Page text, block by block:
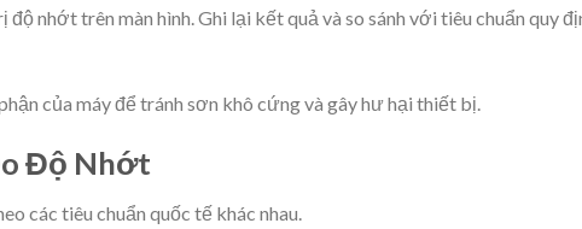
nhớt trên màn hình. Ghi lại kết quả và so sánh với tiêu chuẩn quy
của máy để tránh sơn khô cứng và gây hư hại thiết bị.
Độ Nhớt
các tiêu chuẩn quốc tế khác nhau.